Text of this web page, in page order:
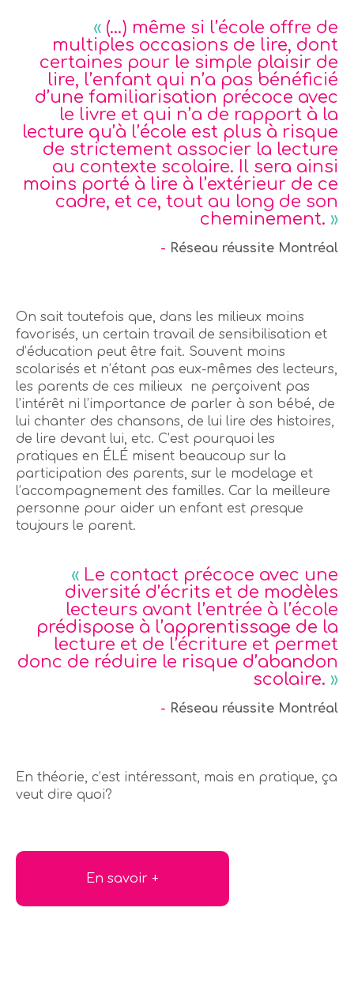
« (…) même si l’école offre de
multiples occasions de lire, dont
certaines pour le simple plaisir de
lire, l’enfant qui n’a pas bénéficié
d’une familiarisation précoce avec
le livre et qui n’a de rapport à la
lecture qu’à l’école est plus à risque
de strictement associer la lecture
au contexte scolaire. Il sera ainsi
moins porté à lire à l’extérieur de ce
cadre, et ce, tout au long de son
cheminement. »
- Réseau réussite Montréal
On sait toutefois que, dans les milieux moins
favorisés, un certain travail de sensibilisation et
d’éducation peut être fait. Souvent moins
scolarisés et n’étant pas eux-mêmes des lecteurs,
les parents de ces milieux ne perçoivent pas
l’intérêt ni l’importance de parler à son bébé, de
lui chanter des chansons, de lui lire des histoires,
de lire devant lui, etc. C’est pourquoi les
pratiques en ÉLÉ misent beaucoup sur la
participation des parents, sur le modelage et
l’accompagnement des familles. Car la meilleure
personne pour aider un enfant est presque
toujours le parent.
« Le contact précoce avec une
diversité d’écrits et de modèles
lecteurs avant l’entrée à l’école
prédispose à l’apprentissage de la
lecture et de l’écriture et permet
donc de réduire le risque d’abandon
scolaire. »
- Réseau réussite Montréal
En théorie, c’est intéressant, mais en pratique, ça
veut dire quoi?
En savoir +